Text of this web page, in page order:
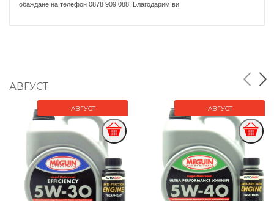
обаждане на телефон 0878 909 088. Благодарим ви!
АВГУСТ
АВГУСТ АВГУСТ